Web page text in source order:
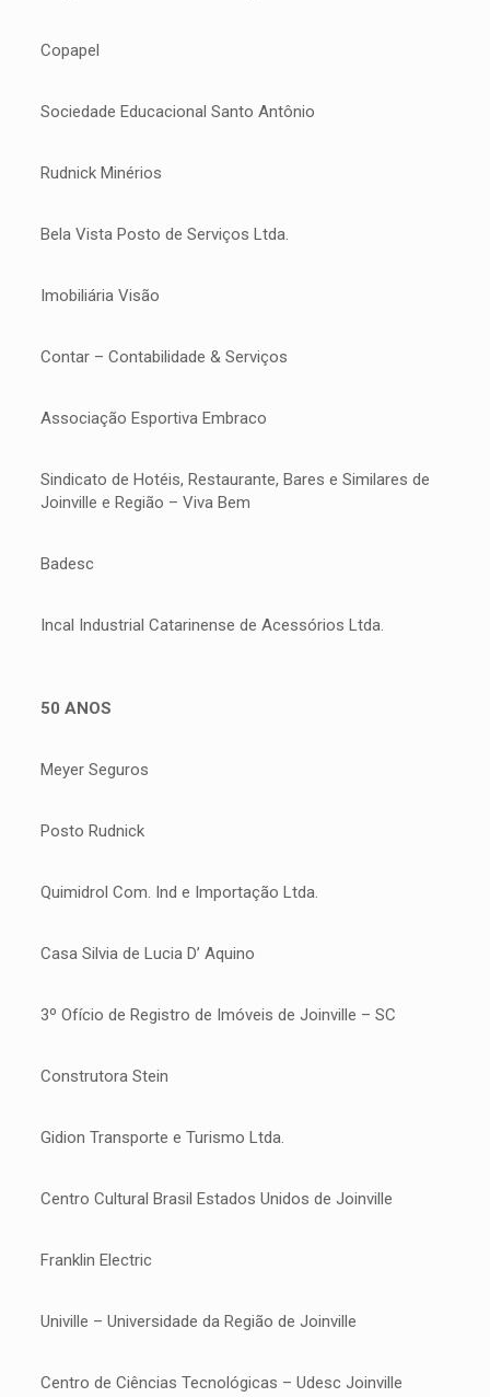
Copapel
Sociedade Educacional Santo Antônio
Rudnick Minérios
Bela Vista Posto de Serviços Ltda.
Imobiliária Visão
Contar – Contabilidade & Serviços
Associação Esportiva Embraco
Sindicato de Hotéis, Restaurante, Bares e Similares de
Joinville e Região – Viva Bem
Badesc
Incal Industrial Catarinense de Acessórios Ltda.
50 ANOS
Meyer Seguros
Posto Rudnick
Quimidrol Com. Ind e Importação Ltda.
Casa Silvia de Lucia D’ Aquino
3º Ofício de Registro de Imóveis de Joinville – SC
Construtora Stein
Gidion Transporte e Turismo Ltda.
Centro Cultural Brasil Estados Unidos de Joinville
Franklin Electric
Univille – Universidade da Região de Joinville
Centro de Ciências Tecnológicas – Udesc Joinville